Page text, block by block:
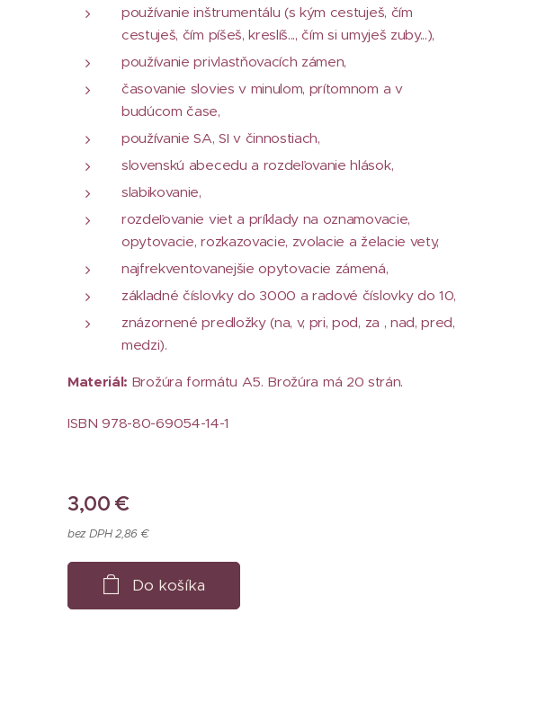
používanie inštrumentálu (s kým cestuješ, čím
cestuješ, čím píšeš, kreslíš..., čím si umyješ zuby...),
používanie privlastňovacích zámen,
časovanie slovies v minulom, prítomnom a v
budúcom čase,
používanie SA, SI v činnostiach,
slovenskú abecedu a rozdeľovanie hlások,
slabikovanie,
rozdeľovanie viet a príklady na oznamovacie,
opytovacie, rozkazovacie, zvolacie a želacie vety,
najfrekventovanejšie opytovacie zámená,
základné číslovky do 3000 a radové číslovky do 10,
znázornené predložky (na, v, pri, pod, za , nad, pred,
medzi).
Materiál: Brožúra formátu A5. Brožúra má 20 strán.
ISBN 978-80-69054-14-1
3,00 €
bez DPH 2,86 €
Do košíka